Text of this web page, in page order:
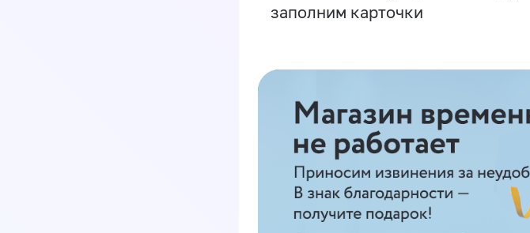
заполним карточки